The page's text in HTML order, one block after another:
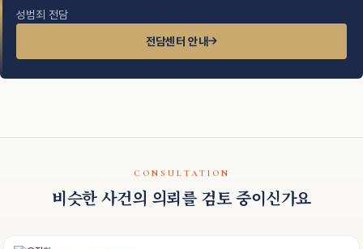
성범죄 전담
전담센터 안내
CONSULTATION
비슷한 사건의 의뢰를 검토 중이신가요